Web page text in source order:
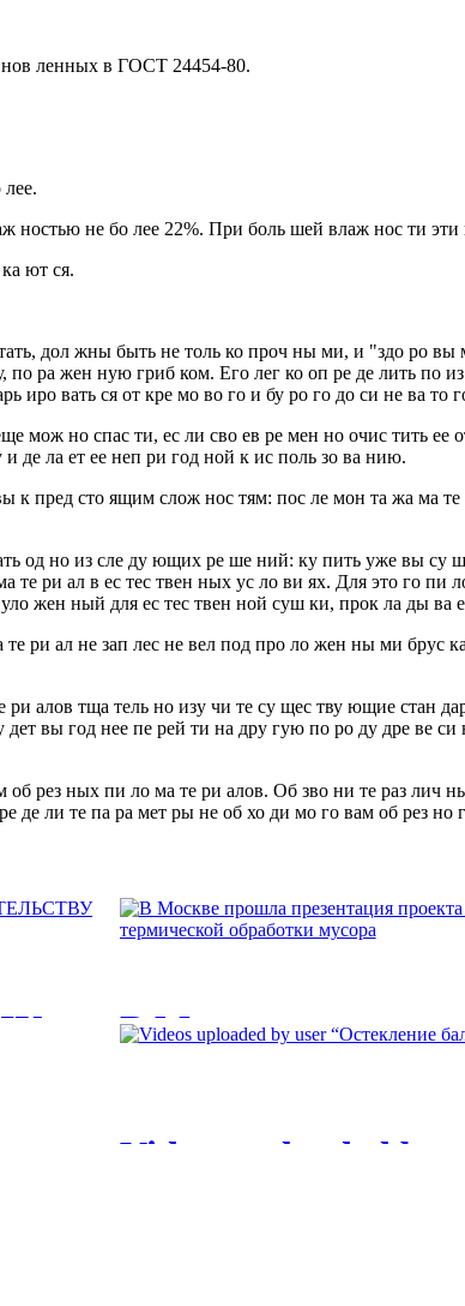
нов ленных в ГОСТ 24454-80.
ностью не бо лее 22%. При боль шей влаж нос ти
ют ся.
дол жны быть не толь ко проч ны ми, и "здо ро
по ра жен ную гриб ком. Его лег ко оп ре де лить
вать ся от кре мо во го и бу ро го до си не ва то
мож но спас ти, ес ли сво ев ре мен но очис тить
де ла ет ее неп ри год ной к ис поль зо ва нию.
к пред сто ящим слож нос тям: пос ле мон та жа ма
од но из сле ду ющих ре ше ний: ку пить уже вы
ри ал в ес тес твен ных ус ло ви ях. Для это го пи
жен ный для ес тес твен ной суш ки, прок ла ды ва
ри ал не зап лес не вел под про ло жен ны ми
алов тща тель но изу чи те су щес тву ющие стан
вы год нее пе рей ти на дру гую по ро ду дре ве
рез ных пи ло ма те ри алов. Об зво ни те раз лич
ли те па ра мет ры не об хо ди мо го вам об рез но
И
В Москве прошла
Videos uploaded by